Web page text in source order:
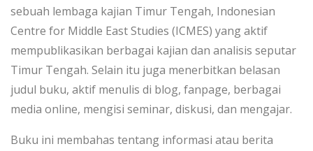
sebuah lembaga kajian Timur Tengah, Indonesian
Centre for Middle East Studies (ICMES) yang aktif
mempublikasikan berbagai kajian dan analisis seputar
Timur Tengah. Selain itu juga menerbitkan belasan
judul buku, aktif menulis di blog, fanpage, berbagai
media online, mengisi seminar, diskusi, dan mengajar.
Buku ini membahas tentang informasi atau berita